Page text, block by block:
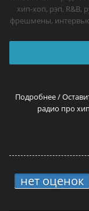
хип-хоп, рэп, R&B,
фрешмены,
Подробнее /
радио про
нет оценок